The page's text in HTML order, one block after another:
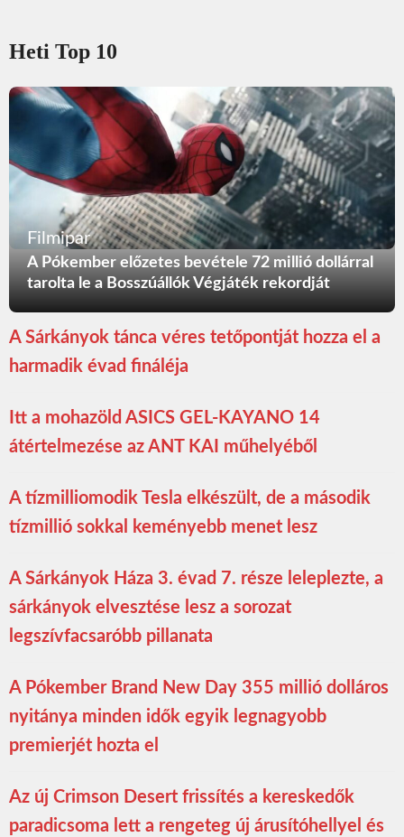
Heti Top 10
Filmipar
A Pókember előzetes bevétele 72 millió dollárral
tarolta le a Bosszúállók Végjáték rekordját
A Sárkányok tánca véres tetőpontját hozza el a
harmadik évad fináléja
Itt a mohazöld ASICS GEL-KAYANO 14
átértelmezése az ANT KAI műhelyéből
A tízmilliomodik Tesla elkészült, de a második
tízmillió sokkal keményebb menet lesz
A Sárkányok Háza 3. évad 7. része leleplezte, a
sárkányok elvesztése lesz a sorozat
legszívfacsaróbb pillanata
A Pókember Brand New Day 355 millió dolláros
nyitánya minden idők egyik legnagyobb
premierjét hozta el
Az új Crimson Desert frissítés a kereskedők
paradicsoma lett a rengeteg új árusítóhellyel és